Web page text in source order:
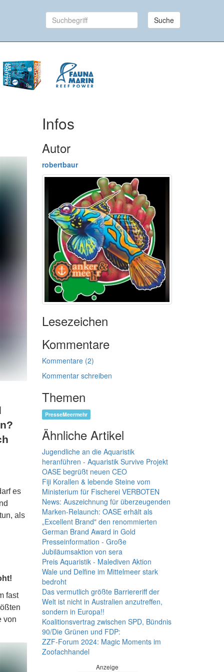
Suche
es
als
fast
von
Infos
Autor
robertbaur
Lesezeichen
Kommentare
Kommentare (2)
Kommentar schreiben
Themen
PresseMeermehr
Ähnliche Artikel
Jugendliche an die Aquaristik
heranführen - Aquaristik Survive Projekt
OASE begrüßt neuen CEO
Fiji Korallen & lebende Steine vom
Ministerium für Fischerei VERBOTEN
News: Auszeichnung für überzeugenden
Marken-Relaunch: OASE erhält als
„Excellent Brand" den renommierten
German Brand Award in Gold
Presseinformation - Große
Jubiläumsaktion von sera
Preis Aquaristik - Malediven Aktion
Wale und Delfine im Mittelmeer stark
bedroht
Das vermutlich größte Barriereriff der
Welt ist nicht in Australien anzutreffen,
sondern in Europa!!
Koalitionsvertrag zwischen SPD, Bündnis
90/Die Grünen und FDP:
ZZF-Forum 2024: Magic Moments im
Zoofachhandel
Anzeige